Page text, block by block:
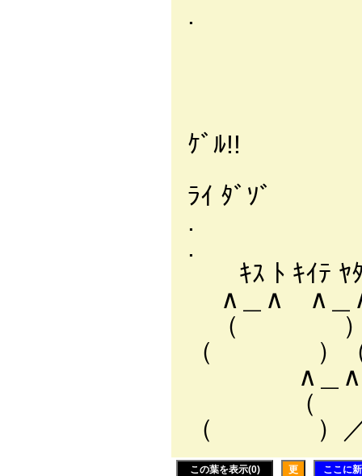
. ﾄﾞ ﾄﾞｰ
ｹﾞﾙ!!
ﾗｲ ﾀﾞｿﾞ
. ｿﾚｶ
. ｀
ｷｽ ﾄ ｷｲﾃ
∧＿∧ ∧＿
（
（ ）
∧＿∧ ∧
（
（ ）／
この葉を表示(0) 更 ここに